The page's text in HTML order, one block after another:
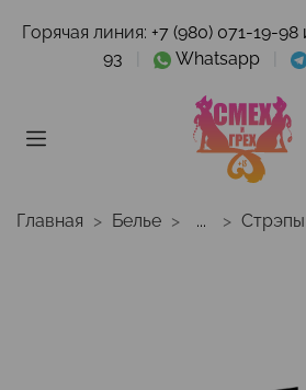
Горячая линия: +7 (980) 071-19-
93
Whatsapp
Главная Белье ... Стрэпы